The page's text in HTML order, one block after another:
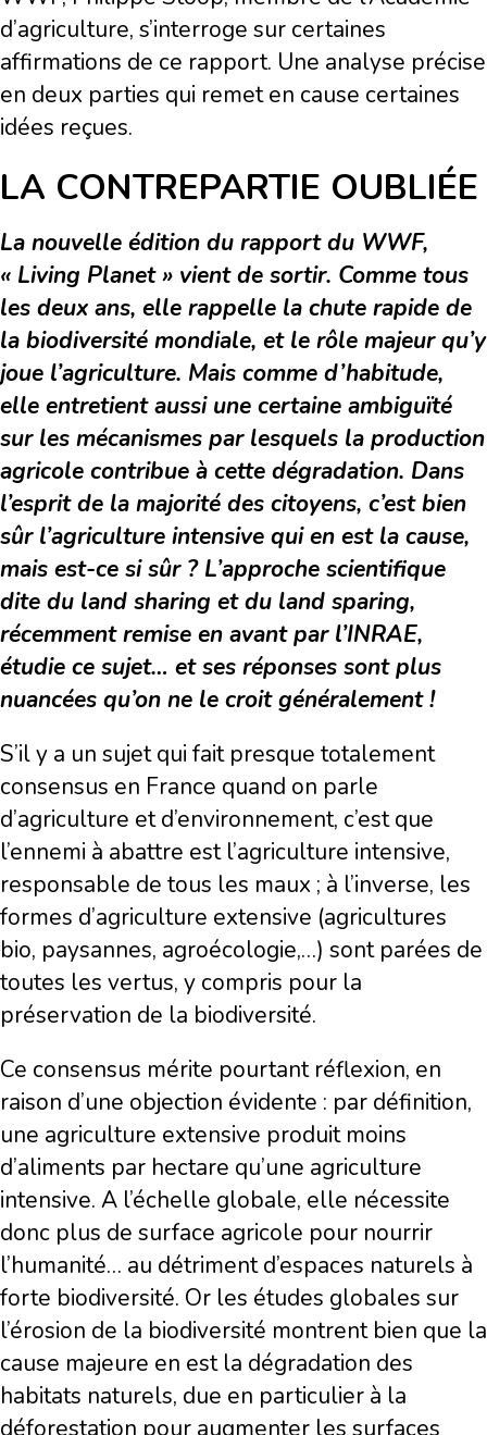
d’agriculture, s’interroge sur certaines
affirmations de ce rapport. Une analyse précise
en deux parties qui remet en cause certaines
idées reçues.
LA CONTREPARTIE OUBLIÉE
La nouvelle édition du rapport du WWF,
« Living Planet » vient de sortir. Comme tous
les deux ans, elle rappelle la chute rapide de
la biodiversité mondiale, et le rôle majeur qu’y
joue l’agriculture. Mais comme d’habitude,
elle entretient aussi une certaine ambiguïté
sur les mécanismes par lesquels la production
agricole contribue à cette dégradation. Dans
l’esprit de la majorité des citoyens, c’est bien
sûr l’agriculture intensive qui en est la cause,
mais est-ce si sûr ? L’approche scientifique
dite du land sharing et du land sparing,
récemment remise en avant par l’INRAE,
étudie ce sujet… et ses réponses sont plus
nuancées qu’on ne le croit généralement !
S’il y a un sujet qui fait presque totalement
consensus en France quand on parle
d’agriculture et d’environnement, c’est que
l’ennemi à abattre est l’agriculture intensive,
responsable de tous les maux ; à l’inverse, les
formes d’agriculture extensive (agricultures
bio, paysannes, agroécologie,…) sont parées de
toutes les vertus, y compris pour la
préservation de la biodiversité.
Ce consensus mérite pourtant réflexion, en
raison d’une objection évidente : par définition,
une agriculture extensive produit moins
d’aliments par hectare qu’une agriculture
intensive. A l’échelle globale, elle nécessite
donc plus de surface agricole pour nourrir
l’humanité… au détriment d’espaces naturels à
forte biodiversité. Or les études globales sur
l’érosion de la biodiversité montrent bien que la
cause majeure en est la dégradation des
habitats naturels, due en particulier à la